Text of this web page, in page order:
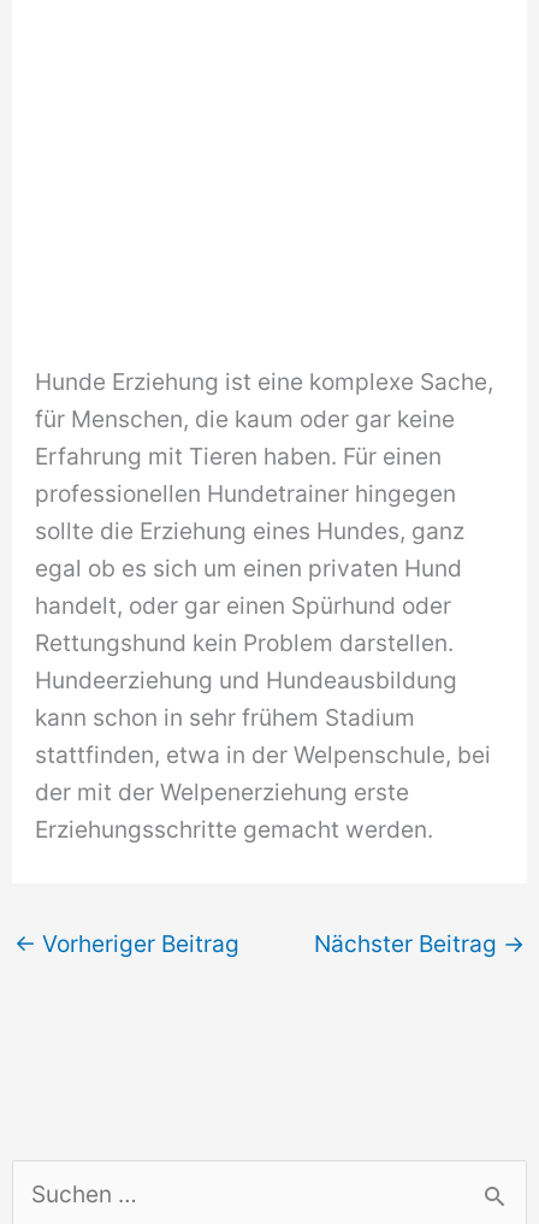
Hunde Erziehung ist eine komplexe Sache,
für Menschen, die kaum oder gar keine
Erfahrung mit Tieren haben. Für einen
professionellen Hundetrainer hingegen
sollte die Erziehung eines Hundes, ganz
egal ob es sich um einen privaten Hund
handelt, oder gar einen Spürhund oder
Rettungshund kein Problem darstellen.
Hundeerziehung und Hundeausbildung
kann schon in sehr frühem Stadium
stattfinden, etwa in der Welpenschule, bei
der mit der Welpenerziehung erste
Erziehungsschritte gemacht werden.
← Vorheriger Beitrag Nächster Beitrag →